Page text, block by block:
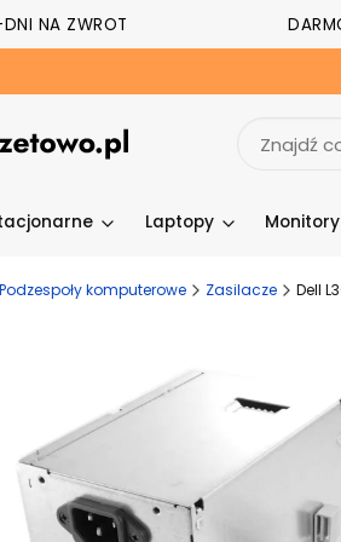
NA ZWROT
Laptopy
Podzespoły komputerowe Zasilacze Dell